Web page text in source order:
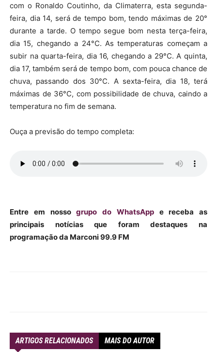
com o Ronaldo Coutinho, da Climaterra, esta segunda-
feira, dia 14, será de tempo bom, tendo máximas de 20°
durante a tarde. O tempo segue bom nesta terça-feira,
dia 15, chegando a 24°C. As temperaturas começam a
subir na quarta-feira, dia 16, chegando a 29°C. A quinta,
dia 17, também será de tempo bom, com pouca chance de
chuva, passando dos 30°C. A sexta-feira, dia 18, terá
máximas de 36°C, com possibilidade de chuva, caindo a
temperatura no fim de semana.
Ouça a previsão do tempo completa:
Entre em nossogrupo do WhatsApp e receba as
principais notícias que foram destaques na
programação da Marconi 99.9 FM
ARTIGOS RELACIONADOS MAIS DO AUTOR